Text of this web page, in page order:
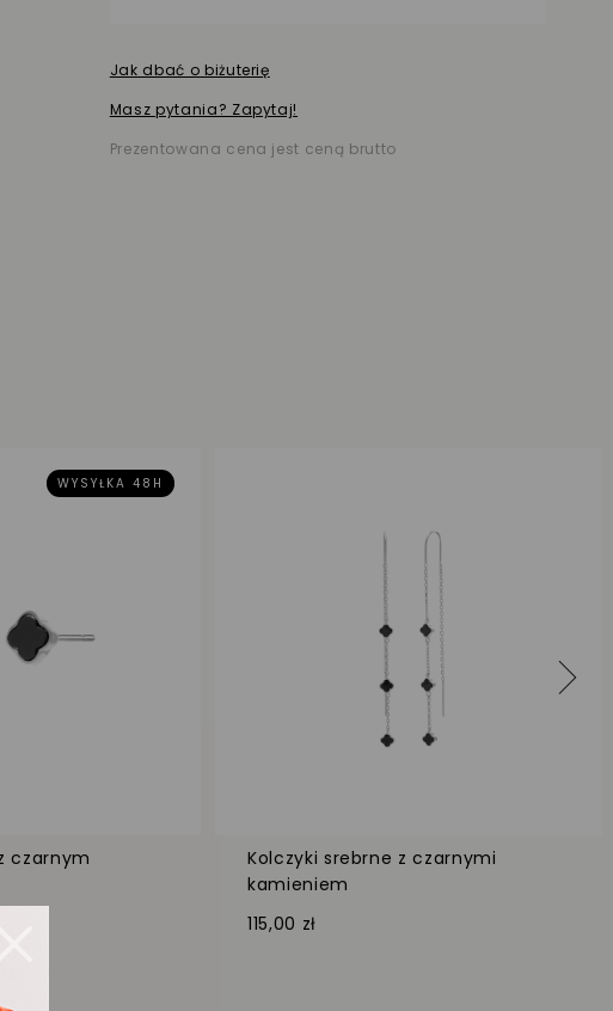
Jak dbać o biżuterię
Masz pytania? Zapytaj!
Prezentowana cena jest ceną brutto
WYSYŁKA 48H
czarnym
Kolczyki srebrne z czarnymi
kamieniem
115,00 zł